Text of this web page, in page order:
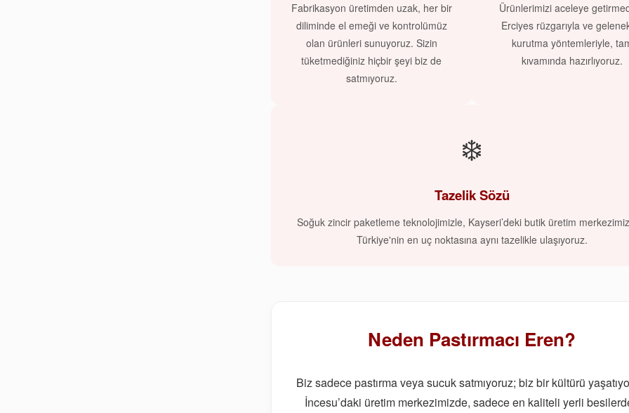
Fabrikasyon üretimden uzak, her bir
diliminde el emeği ve kontrolümüz
olan ürünleri sunuyoruz. Sizin
tüketmediğiniz hiçbir şeyi biz de
satmıyoruz.
Ürünlerimizi aceleye
Erciyes rüzgarıyla ve
kurutma yöntemleriyle,
kıvamında hazırlıyoruz.
❄️
Tazelik Sözü
Soğuk zincir paketleme teknolojimizle, Kayseri’deki butik üretim
Türkiye'nin en uç noktasına aynı tazelikle ulaşıyoruz.
Neden Pastırmacı Eren?
Biz sadece pastırma veya sucuk satmıyoruz; biz bir kültürü
İncesu’daki üretim merkezimizde, sadece en kaliteli yerli